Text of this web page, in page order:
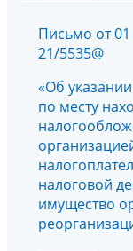
Письмо от
21/5535@
«Об
по месту
налоговой
имущество